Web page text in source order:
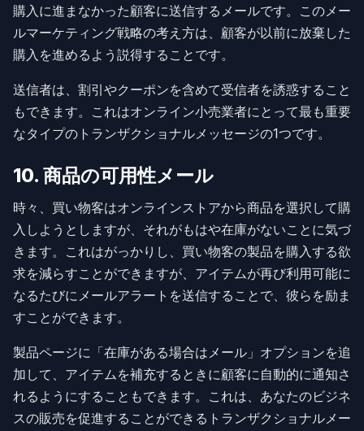
購入に進まなかった顧客に送信するメールです。このメー
ルマーケティング戦略の考え方は、顧客が以前に放棄した
購入を進めるよう説得することです。
送信者は、割引やクーポンを含めて受信者を誘惑すること
もできます。これはオンライン小売業者にとって最も重要
なタイプのトランザクショナルメッセージの1つです。
10. 商品の可用性メール
時々、買い物客はオンラインストアから商品を選択して購
入しようとしますが、それがもはや在庫がないことに気づ
きます。これはがっかりし、買い物客の製品を購入する欲
求を減らすことができますが、アイテムが再び利用可能に
なるたびにメールアラートを送信することで、彼らを励ま
すことができます。
製品ページに「在庫がある場合はメール」オプションを追
加して、アイテムを補充するときに顧客に自動的に通知さ
れるようにすることもできます。これは、あなたのビジネ
スの販売を促進することができるトランザクショナルメー